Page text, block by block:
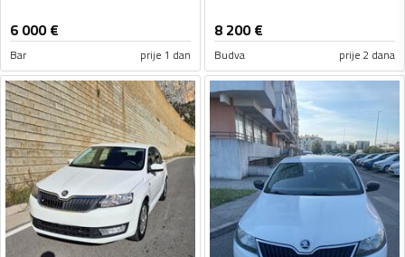
6 000€
Bar prije 1 dan
8 200€
Budva prije 2 dana